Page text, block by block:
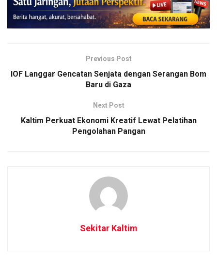
Previous Post
IOF Langgar Gencatan Senjata dengan Serangan Bom
Baru di Gaza
Next Post
Kaltim Perkuat Ekonomi Kreatif Lewat Pelatihan
Pengolahan Pangan
Sekitar Kaltim